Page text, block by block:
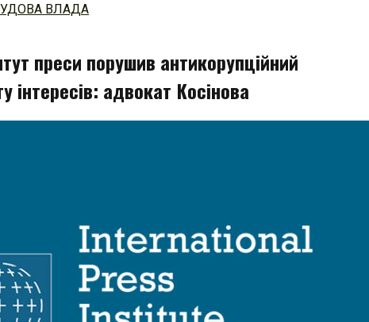
ВЛАДА
преси порушив антикорупційний
інтересів: адвокат Косінова